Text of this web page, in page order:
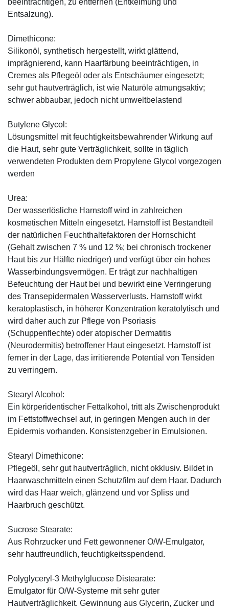
Entsalzung).
Dimethicone:
Silikonöl, synthetisch hergestellt, wirkt glättend,
imprägnierend, kann Haarfärbung beeinträchtigen, in
Cremes als Pflegeöl oder als Entschäumer eingesetzt;
sehr gut hautverträglich, ist wie Naturöle atmungsaktiv;
schwer abbaubar, jedoch nicht umweltbelastend
Butylene Glycol:
Lösungsmittel mit feuchtigkeitsbewahrender Wirkung auf
die Haut, sehr gute Verträglichkeit, sollte in täglich
verwendeten Produkten dem Propylene Glycol vorgezogen
werden
Urea:
Der wasserlösliche Harnstoff wird in zahlreichen
kosmetischen Mitteln eingesetzt. Harnstoff ist Bestandteil
der natürlichen Feuchthaltefaktoren der Hornschicht
(Gehalt zwischen 7 % und 12 %; bei chronisch trockener
Haut bis zur Hälfte niedriger) und verfügt über ein hohes
Wasserbindungsvermögen. Er trägt zur nachhaltigen
Befeuchtung der Haut bei und bewirkt eine Verringerung
des Transepidermalen Wasserverlusts. Harnstoff wirkt
keratoplastisch, in höherer Konzentration keratolytisch und
wird daher auch zur Pflege von Psoriasis
(Schuppenflechte) oder atopischer Dermatitis
(Neurodermitis) betroffener Haut eingesetzt. Harnstoff ist
ferner in der Lage, das irritierende Potential von Tensiden
zu verringern.
Stearyl Alcohol:
Ein körperidentischer Fettalkohol, tritt als Zwischenprodukt
im Fettstoffwechsel auf, in geringen Mengen auch in der
Epidermis vorhanden. Konsistenzgeber in Emulsionen.
Stearyl Dimethicone:
Pflegeöl, sehr gut hautverträglich, nicht okklusiv. Bildet in
Haarwaschmitteln einen Schutzfilm auf dem Haar. Dadurch
wird das Haar weich, glänzend und vor Spliss und
Haarbruch geschützt.
Sucrose Stearate:
Aus Rohrzucker und Fett gewonnener O/W-Emulgator,
sehr hautfreundlich, feuchtigkeitsspendend.
Polyglyceryl-3 Methylglucose Distearate:
Emulgator für O/W-Systeme mit sehr guter
Hautverträglichkeit. Gewinnung aus Glycerin, Zucker und